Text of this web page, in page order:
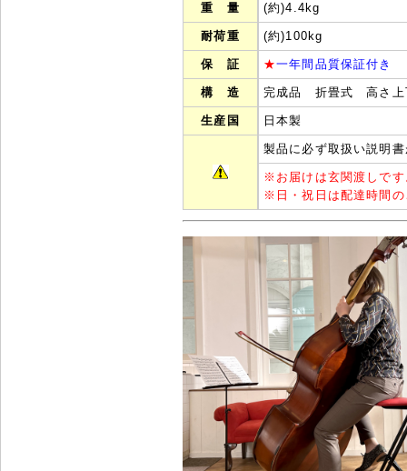
重 量 (約)4.4kg
耐荷重 (約)100kg
保 証 ★一年間品質保証付き
構 造 完成品 折畳式 高さ上
生産国 日本製
製品に必ず取扱い説明
※ お届けは玄関渡しで
※ 日・祝日は配達時間